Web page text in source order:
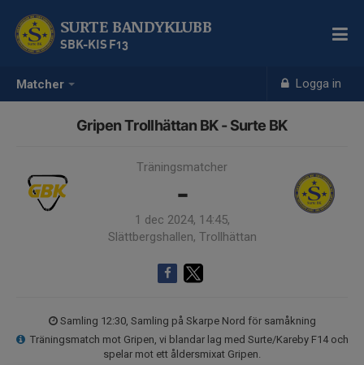
Matcher Logga in
SURTE BANDYKLUBB
SBK-KIS F13
Gripen Trollhättan BK - Surte BK
Träningsmatcher
-
1 dec 2024, 14:45,
Slättbergshallen, Trollhättan
Samling 12:30, Samling på Skarpe Nord för samåkning
Träningsmatch mot Gripen, vi blandar lag med Surte/Kareby F14 och
spelar mot ett åldersmixat Gripen.